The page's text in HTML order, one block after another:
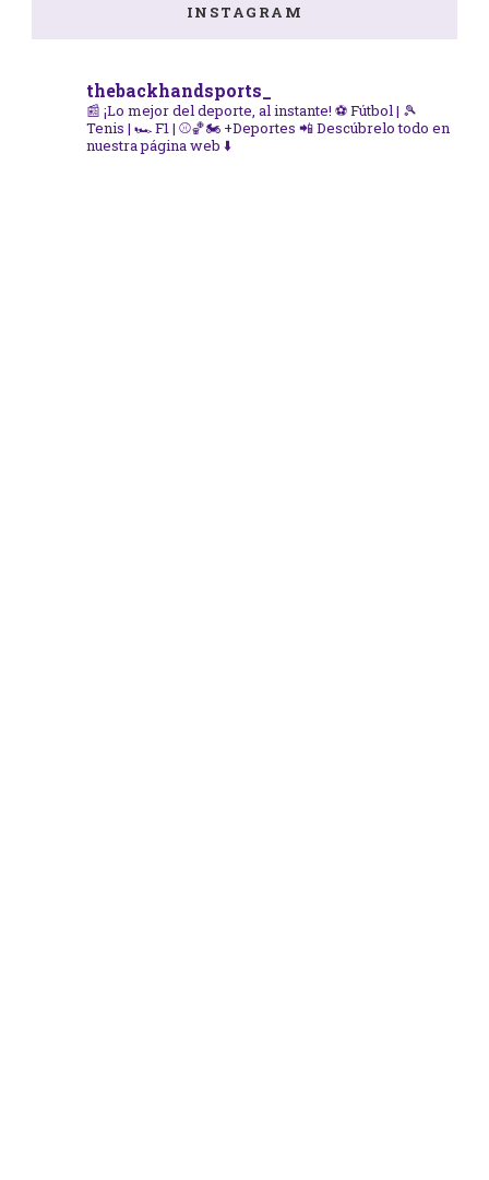
INSTAGRAM
thebackhandsports_
📰 ¡Lo mejor del deporte, al instante! ⚽ Fútbol | 🎾
Tenis | 🏎️ F1 | ⚾🏀🏍️ +Deportes 📲 Descúbrelo todo en
nuestra página web ⬇️